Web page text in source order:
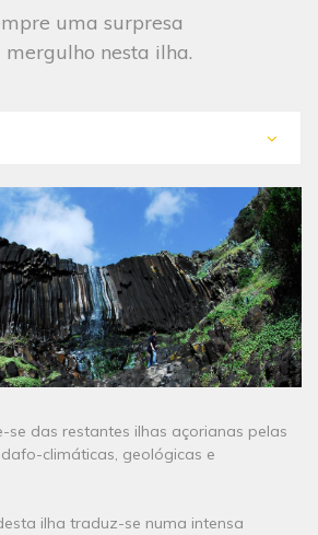
uma surpresa
mergulho nesta ilha.
se das restantes ilhas açorianas pelas
climáticas, geológicas e
ilha traduz-se numa intensa